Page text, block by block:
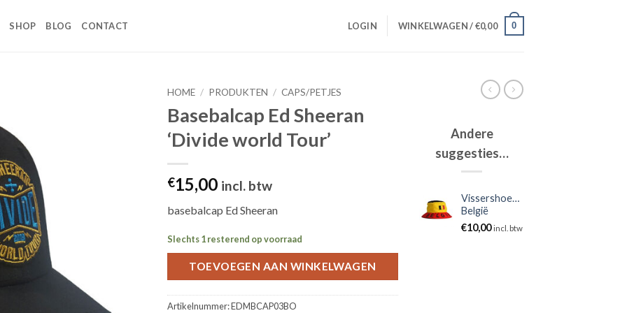
SHOP BLOG CONTACT LOGIN WINKELWAGEN /€0,00 0
HOME / PRODUKTEN / CAPS/PETJES
Basebalcap Ed Sheeran
‘Divide world Tour’
€15,00 incl. btw
basebalcap Ed Sheeran
Slechts 1 resterend op voorraad
TOEVOEGEN AAN WINKELWAGEN
Artikelnummer:EDMBCAP03BO
Andere
suggesties…
Vissershoedje
België
€10,00 incl. btw